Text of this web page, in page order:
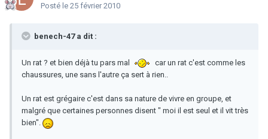
Posté le 25 février 2010
benech-47 a dit :
Un rat ? et bien déjà tu pars mal
car un rat c'est comme les
chaussures, une sans l'autre ça sert à rien..
Un rat est grégaire c'est dans sa nature de vivre en groupe, et
malgré que certaines personnes disent " moi il est seul et il vit très
bien".